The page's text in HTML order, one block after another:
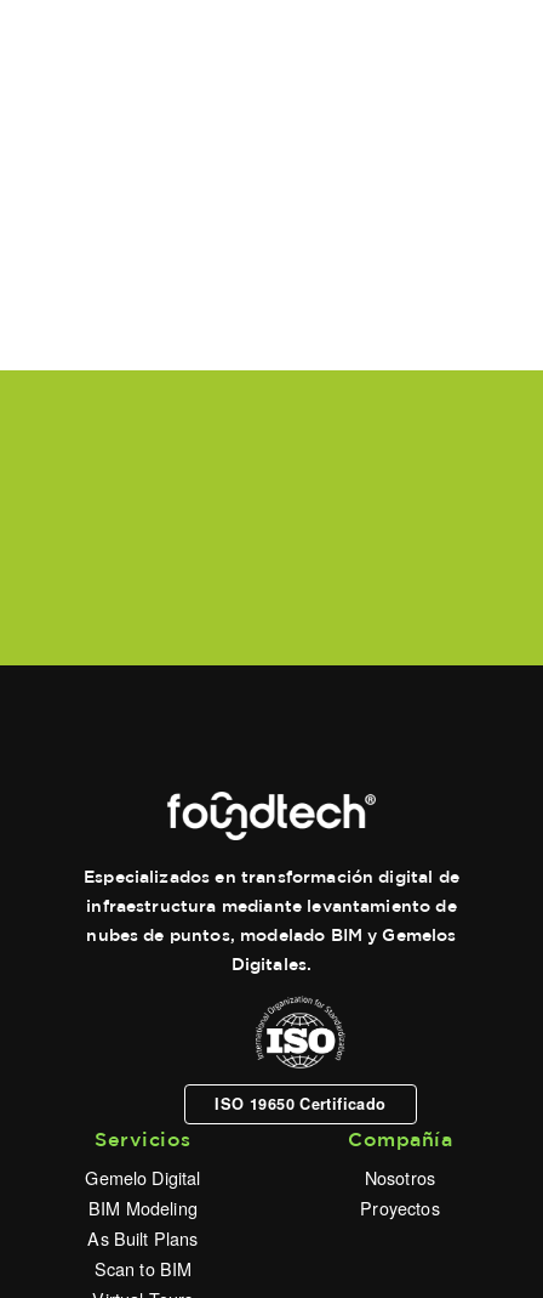
Especializados en transformación digital de
infraestructura mediante levantamiento de
nubes de puntos, modelado BIM y Gemelos
Digitales.
ISO 19650 Certificado
Servicios
Gemelo Digital
BIM Modeling
As Built Plans
Scan to BIM
Compañía
Nosotros
Proyectos